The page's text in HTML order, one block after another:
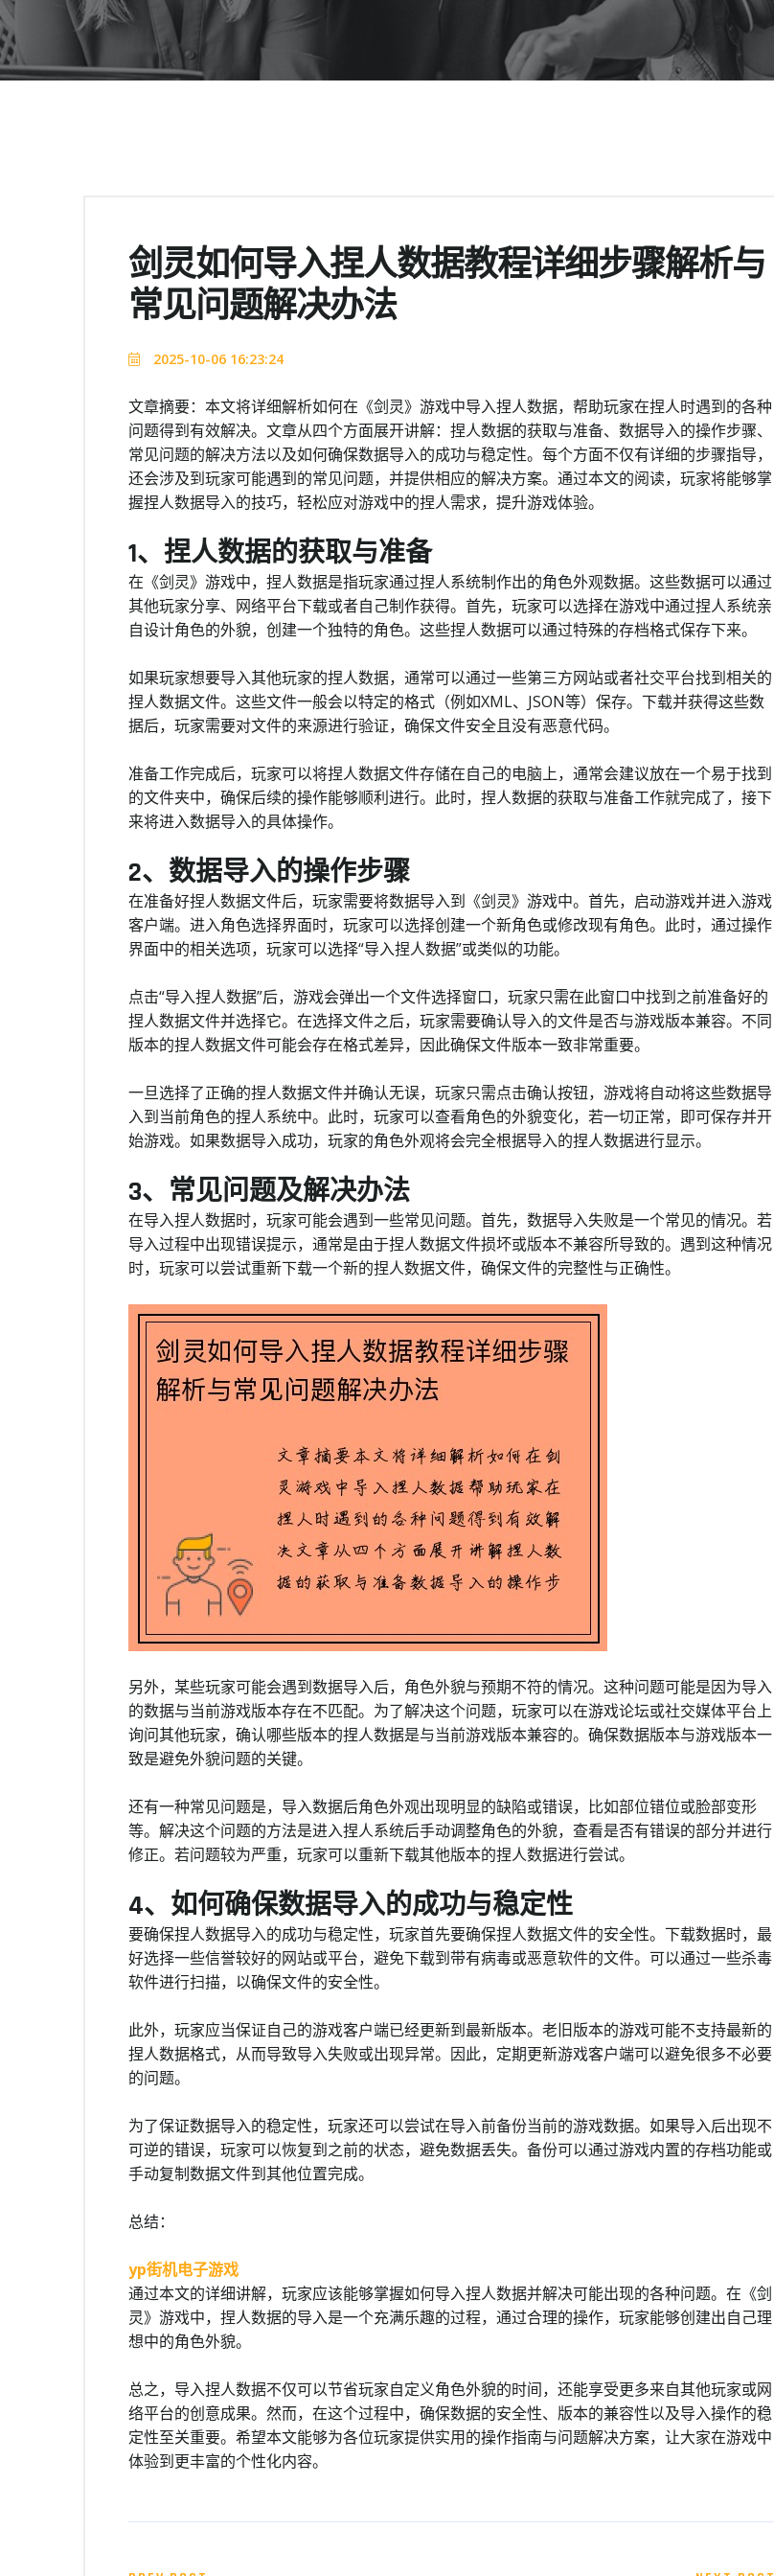
剑灵如何导入捏人数据教程详细步骤解析与
常见问题解决办法
2025-10-06 16:23:24
文章摘要：本文将详细解析如何在《剑灵》游戏中导入捏人数据，帮助玩家在捏人时遇到的各种
问题得到有效解决。文章从四个方面展开讲解：捏人数据的获取与准备、数据导入的操作步骤、
常见问题的解决方法以及如何确保数据导入的成功与稳定性。每个方面不仅有详细的步骤指导，
还会涉及到玩家可能遇到的常见问题，并提供相应的解决方案。通过本文的阅读，玩家将能够掌
握捏人数据导入的技巧，轻松应对游戏中的捏人需求，提升游戏体验。
1、捏人数据的获取与准备
在《剑灵》游戏中，捏人数据是指玩家通过捏人系统制作出的角色外观数据。这些数据可以通过
其他玩家分享、网络平台下载或者自己制作获得。首先，玩家可以选择在游戏中通过捏人系统亲
自设计角色的外貌，创建一个独特的角色。这些捏人数据可以通过特殊的存档格式保存下来。
如果玩家想要导入其他玩家的捏人数据，通常可以通过一些第三方网站或者社交平台找到相关的
捏人数据文件。这些文件一般会以特定的格式（例如XML、JSON等）保存。下载并获得这些数
据后，玩家需要对文件的来源进行验证，确保文件安全且没有恶意代码。
准备工作完成后，玩家可以将捏人数据文件存储在自己的电脑上，通常会建议放在一个易于找到
的文件夹中，确保后续的操作能够顺利进行。此时，捏人数据的获取与准备工作就完成了，接下
来将进入数据导入的具体操作。
2、数据导入的操作步骤
在准备好捏人数据文件后，玩家需要将数据导入到《剑灵》游戏中。首先，启动游戏并进入游戏
客户端。进入角色选择界面时，玩家可以选择创建一个新角色或修改现有角色。此时，通过操作
界面中的相关选项，玩家可以选择“导入捏人数据”或类似的功能。
点击“导入捏人数据”后，游戏会弹出一个文件选择窗口，玩家只需在此窗口中找到之前准备好的
捏人数据文件并选择它。在选择文件之后，玩家需要确认导入的文件是否与游戏版本兼容。不同
版本的捏人数据文件可能会存在格式差异，因此确保文件版本一致非常重要。
一旦选择了正确的捏人数据文件并确认无误，玩家只需点击确认按钮，游戏将自动将这些数据导
入到当前角色的捏人系统中。此时，玩家可以查看角色的外貌变化，若一切正常，即可保存并开
始游戏。如果数据导入成功，玩家的角色外观将会完全根据导入的捏人数据进行显示。
3、常见问题及解决办法
在导入捏人数据时，玩家可能会遇到一些常见问题。首先，数据导入失败是一个常见的情况。若
导入过程中出现错误提示，通常是由于捏人数据文件损坏或版本不兼容所导致的。遇到这种情况
时，玩家可以尝试重新下载一个新的捏人数据文件，确保文件的完整性与正确性。
另外，某些玩家可能会遇到数据导入后，角色外貌与预期不符的情况。这种问题可能是因为导入
的数据与当前游戏版本存在不匹配。为了解决这个问题，玩家可以在游戏论坛或社交媒体平台上
询问其他玩家，确认哪些版本的捏人数据是与当前游戏版本兼容的。确保数据版本与游戏版本一
致是避免外貌问题的关键。
还有一种常见问题是，导入数据后角色外观出现明显的缺陷或错误，比如部位错位或脸部变形
等。解决这个问题的方法是进入捏人系统后手动调整角色的外貌，查看是否有错误的部分并进行
修正。若问题较为严重，玩家可以重新下载其他版本的捏人数据进行尝试。
4、如何确保数据导入的成功与稳定性
要确保捏人数据导入的成功与稳定性，玩家首先要确保捏人数据文件的安全性。下载数据时，最
好选择一些信誉较好的网站或平台，避免下载到带有病毒或恶意软件的文件。可以通过一些杀毒
软件进行扫描，以确保文件的安全性。
此外，玩家应当保证自己的游戏客户端已经更新到最新版本。老旧版本的游戏可能不支持最新的
捏人数据格式，从而导致导入失败或出现异常。因此，定期更新游戏客户端可以避免很多不必要
的问题。
为了保证数据导入的稳定性，玩家还可以尝试在导入前备份当前的游戏数据。如果导入后出现不
可逆的错误，玩家可以恢复到之前的状态，避免数据丢失。备份可以通过游戏内置的存档功能或
手动复制数据文件到其他位置完成。
总结：
yp街机电子游戏
通过本文的详细讲解，玩家应该能够掌握如何导入捏人数据并解决可能出现的各种问题。在《剑
灵》游戏中，捏人数据的导入是一个充满乐趣的过程，通过合理的操作，玩家能够创建出自己理
想中的角色外貌。
总之，导入捏人数据不仅可以节省玩家自定义角色外貌的时间，还能享受更多来自其他玩家或网
络平台的创意成果。然而，在这个过程中，确保数据的安全性、版本的兼容性以及导入操作的稳
定性至关重要。希望本文能够为各位玩家提供实用的操作指南与问题解决方案，让大家在游戏中
体验到更丰富的个性化内容。